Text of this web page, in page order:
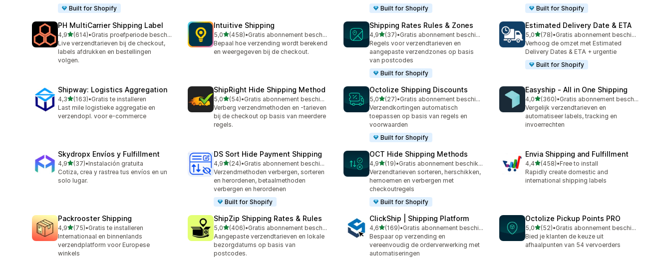
Built for Shopify
Built for Shopify
Built for Shopify
PH MultiCarrier Shipping Label
4,9van 5 sterren
(614)
614 recensies in totaal
•
Gratis proefperiode beschikbaar
Live verzendtarieven bij de checkout,
labels afdrukken en bestellingen
volgen.
Intuitive Shipping
5,0van 5 sterren
(458)
458 recensies in totaal
•
Gratis abonnement beschikbaar
Bepaal hoe verzending wordt berekend
en weergegeven bij de checkout.
Shipping Rates Rules & Zones
4,9van 5 sterren
(37)
37 recensies in totaal
•
Gratis abonnement beschikbaar
Regels voor verzendtarieven en
aangepaste verzendzones op basis
van postcodes
Built for Shopify
Estimated Delivery Date & ETA
5,0van 5 sterren
(78)
78 recensies in totaal
•
Gratis abonnement beschikbaar
Verhoog de omzet met Estimated
Delivery Dates & ETA + urgentie
Built for Shopify
Shipway: Logistics Aggregation
4,3van 5 sterren
(163)
163 recensies in totaal
•Gratis te installeren
Last mile logistieke aggregatie en
verzendopl. voor e-commerce
ShipRight Hide Shipping Method
5,0van 5 sterren
(54)
54 recensies in totaal
•
Gratis abonnement beschikbaar
Verberg verzendmethoden en -tarieven
bij de checkout op basis van meerdere
regels.
Octolize Shipping Discounts
5,0van 5 sterren
(27)
27 recensies in totaal
•
Gratis abonnement beschikbaar
Verzendkortingen automatisch
toepassen op basis van regels en
voorwaarden
Built for Shopify
Easyship ‑ All in One Shipping
4,0van 5 sterren
(360)
360 recensies in totaal
•
Gratis abonnement beschikbaar
Vergelijk verzendtarieven en
automatiseer labels, tracking en
invoerrechten
Skydropx Envíos y Fulfillment
4,9van 5 sterren
(37)
37 recensies in totaal
•Instalación gratuita
Cotiza, crea y rastrea tus envíos en un
solo lugar.
DS Sort Hide Payment Shipping
4,9van 5 sterren
(24)
24 recensies in totaal
•
Gratis abonnement beschikbaar
Verzendmethoden verbergen, sorteren
en herordenen, betaalmethoden
verbergen en herordenen
Built for Shopify
OCT Hide Shipping Methods
4,9van 5 sterren
(19)
19 recensies in totaal
•
Gratis abonnement beschikbaar
Verzendtarieven sorteren, herschikken,
hernoemen en verbergen met
checkoutregels
Built for Shopify
Envia Shipping and Fulfillment
4,4van 5 sterren
(458)
458 recensies in totaal
•Free to install
Rapidly create domestic and
international shipping labels
Packrooster Shipping
4,9van 5 sterren
(75)
75 recensies in totaal
•Gratis te installeren
Internationaal en binnenlands
verzendplatform voor Europese
winkels
ShipZip Shipping Rates & Rules
5,0van 5 sterren
(406)
406 recensies in totaal
•
Gratis abonnement beschikbaar
Aangepaste verzendtarieven en lokale
bezorgdatums op basis van
postcodes.
ClickShip | Shipping Platform
4,6van 5 sterren
(169)
169 recensies in totaal
•
Gratis abonnement beschikbaar
Bespaar op verzending en
vereenvoudig de orderverwerking met
automatiseringen
Octolize Pickup Points PRO
5,0van 5 sterren
(52)
52 recensies in totaal
•
Gratis abonnement beschikbaar
Bied je klanten de keuze uit
afhaalpunten van 54 vervoerders